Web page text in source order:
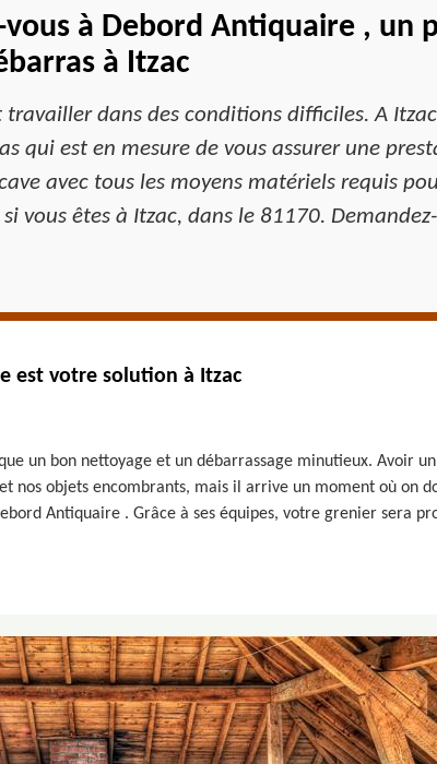
à Debord Antiquaire , un
à Itzac
dans des conditions difficiles. A
qui est en mesure de vous assurer une
avec tous les moyens matériels requis
vous êtes à Itzac, dans le 81170.
est votre solution à Itzac
un bon nettoyage et un débarrassage minutieux. Avoir
nos objets encombrants, mais il arrive un moment où on
Antiquaire . Grâce à ses équipes, votre grenier sera